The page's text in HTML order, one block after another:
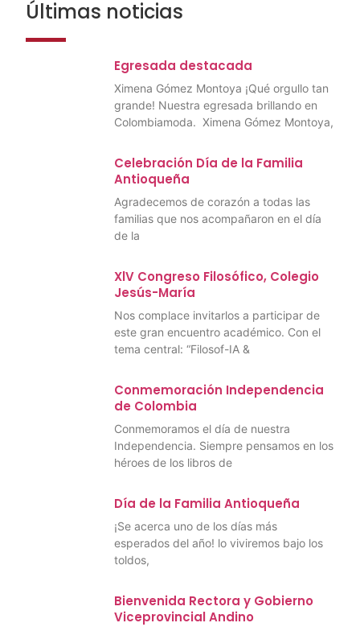
Últimas noticias
Egresada destacada
Ximena Gómez Montoya ¡Qué orgullo tan
grande! Nuestra egresada brillando en
Colombiamoda. Ximena Gómez Montoya,
Celebración Día de la Familia
Antioqueña
Agradecemos de corazón a todas las
familias que nos acompañaron en el día
de la
XlV Congreso Filosófico, Colegio
Jesús-María
Nos complace invitarlos a participar de
este gran encuentro académico. Con el
tema central: “Filosof-IA &
Conmemoración Independencia
de Colombia
Conmemoramos el día de nuestra
Independencia. Siempre pensamos en los
héroes de los libros de
Día de la Familia Antioqueña
¡Se acerca uno de los días más
esperados del año! lo viviremos bajo los
toldos,
Bienvenida Rectora y Gobierno
Viceprovincial Andino